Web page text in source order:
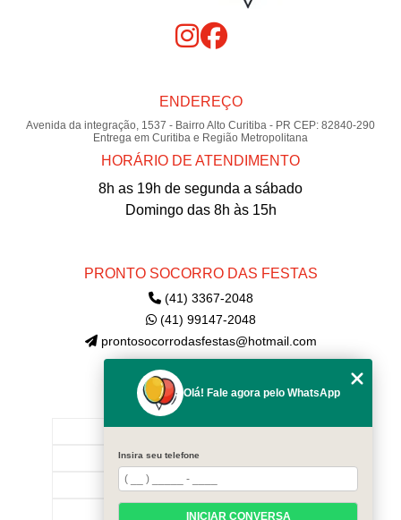
ENDEREÇO
Avenida da integração, 1537 - Bairro Alto Curitiba - PR CEP: 82840-290
Entrega em Curitiba e Região Metropolitana
HORÁRIO DE ATENDIMENTO
8h as 19h de segunda a sábado
Domingo das 8h às 15h
PRONTO SOCORRO DAS FESTAS
(41) 3367-2048
(41) 99147-2048
prontosocorrodasfestas@hotmail.com
MENU
INÍCIO
EMPRESA
CONTATE-NOS!
CATEGORIAS
Olá! Fale agora pelo WhatsApp
Insira seu telefone
INICIAR CONVERSA